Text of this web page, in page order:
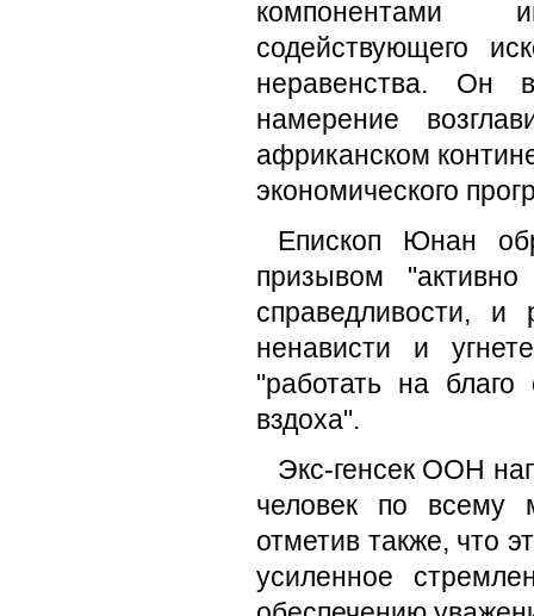
компонентами
содействующего
неравенства. Он
намерение
африканском
экономического
Епископ Юнан
призывом
справедливости, и
ненависти и
"работать на
вздоха".
Экс-генсек ООН
человек по всему
отметив также, что
усиленное